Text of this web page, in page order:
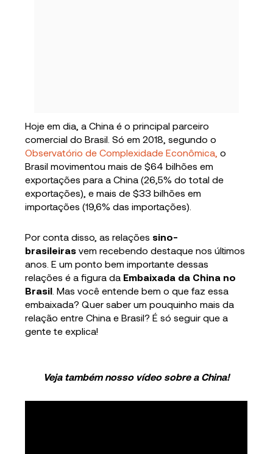
Hoje em dia, a China é o principal parceiro
comercial do Brasil. Só em 2018, segundo o
Observatório de Complexidade Econômica, o
Brasil movimentou mais de $64 bilhões em
exportações para a China (26,5% do total de
exportações), e mais de $33 bilhões em
importações (19,6% das importações).
Por conta disso, as relações sino-
brasileiras vem recebendo destaque nos últimos
anos. E um ponto bem importante dessas
relações é a figura da Embaixada da China no
Brasil . Mas você entende bem o que faz essa
embaixada? Quer saber um pouquinho mais da
relação entre China e Brasil? É só seguir que a
gente te explica!
Veja também nosso vídeo sobre a China!